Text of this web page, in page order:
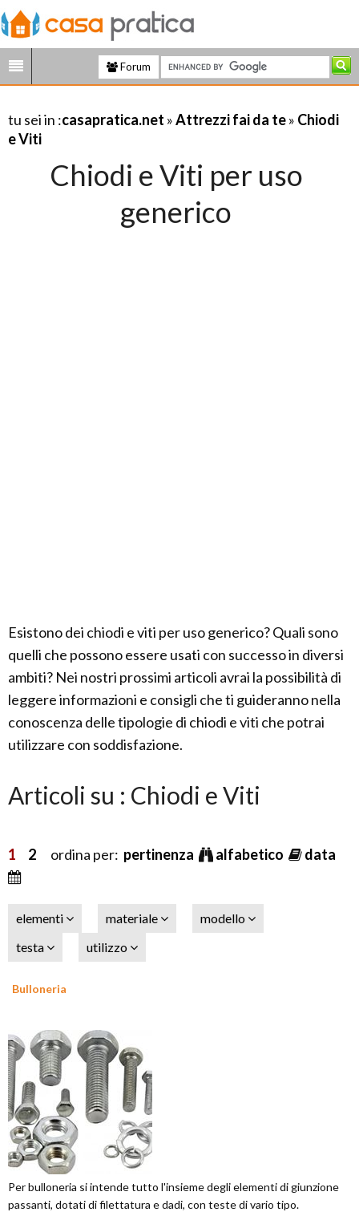
Forum
tu sei in :casapratica.net »Attrezzi fai da te» Chiodi
e Viti
Chiodi e Viti per uso
generico
Esistono dei chiodi e viti per uso generico? Quali sono
quelli che possono essere usati con successo in diversi
ambiti? Nei nostri prossimi articoli avrai la possibilità di
leggere informazioni e consigli che ti guideranno nella
conoscenza delle tipologie di chiodi e viti che potrai
utilizzare con soddisfazione.
Articoli su : Chiodi e Viti
1 2 ordina per: pertinenza alfabetico data
elementi materiale
modello
testa
utilizzo
Bulloneria
Per bulloneria si intende tutto l'insieme degli elementi di giunzione
passanti, dotati di filettatura e dadi, con teste di vario tipo.